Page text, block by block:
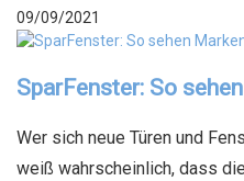
09/09/2021
SparFenster: So
Wer sich neue Türen und
weiß wahrscheinlich, dass